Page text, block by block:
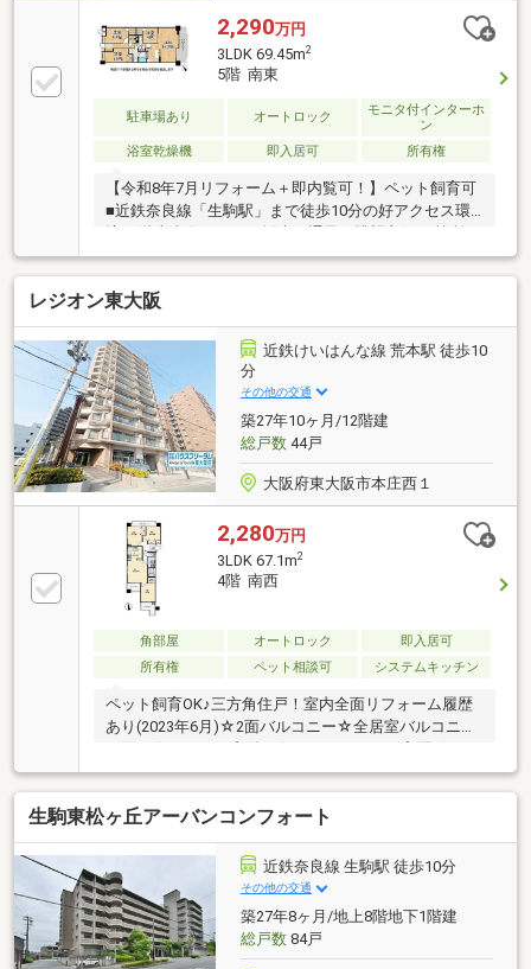
2,290万円
3LDK 69.45m2
5階 南東
駐車場あり オートロック
モニタ付インターホ
ン
浴室乾燥機
即入居可 所有権
【令和8年7月リフォーム＋即内覧可！】ペット飼育可
■近鉄奈良線「生駒駅」まで徒歩10分の好アクセス環
WIC+ファミリークローゼット付き
レジオン東大阪
近鉄けいはんな線 荒本駅 徒歩10
分
その他の交通
築27年10ヶ月/12階建
総戸数44戸
大阪府東大阪市本庄西１
2,280万円
3LDK 67.1m2
4階 南西
角部屋 オートロック
即入居可
所有権
ペット相談可 システムキッチン
ペット飼育OK♪三方角住戸！室内全面リフォーム履歴
あり(2023年6月)☆2面バルコニー☆全居室バルコニー
ス完備マンション☆2WAYアクセス可能
生駒東松ヶ丘アーバンコンフォート
近鉄奈良線 生駒駅 徒歩10分
その他の交通
築27年8ヶ月/地上8階地下1階建
総戸数84戸